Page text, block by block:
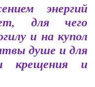
энергий
для чего
и на купол
душе и для
крещения и